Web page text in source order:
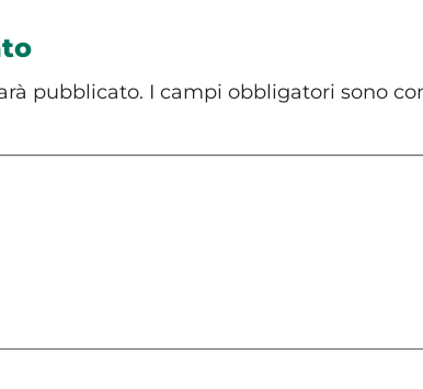
pubblicato. I campi obbligatori sono